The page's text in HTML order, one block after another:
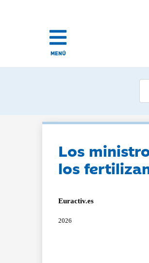
MENÚ
Los
los
Euractiv.es
2026